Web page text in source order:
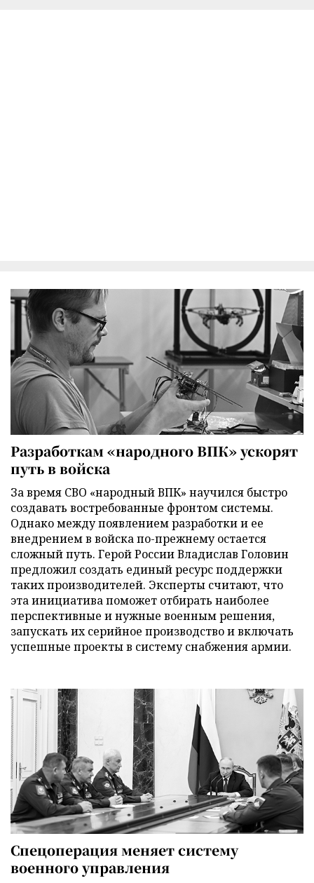
Разработкам «народного ВПК» ускорят
путь в войска
За время СВО «народный ВПК» научился быстро
создавать востребованные фронтом системы.
Однако между появлением разработки и ее
внедрением в войска по-прежнему остается
сложный путь. Герой России Владислав Головин
предложил создать единый ресурс поддержки
таких производителей. Эксперты считают, что
эта инициатива поможет отбирать наиболее
перспективные и нужные военным решения,
запускать их серийное производство и включать
успешные проекты в систему снабжения армии.
Спецоперация меняет систему
военного управления